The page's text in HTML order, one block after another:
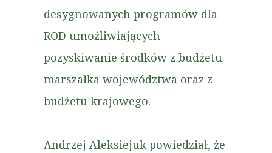
desygnowanych programów dla
ROD umożliwiających
pozyskiwanie środków z budżetu
marszałka województwa oraz z
budżetu krajowego.
Andrzej Aleksiejuk powiedział, że